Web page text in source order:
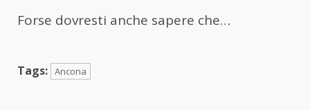
Forse dovresti anche sapere che…
Tags: Ancona